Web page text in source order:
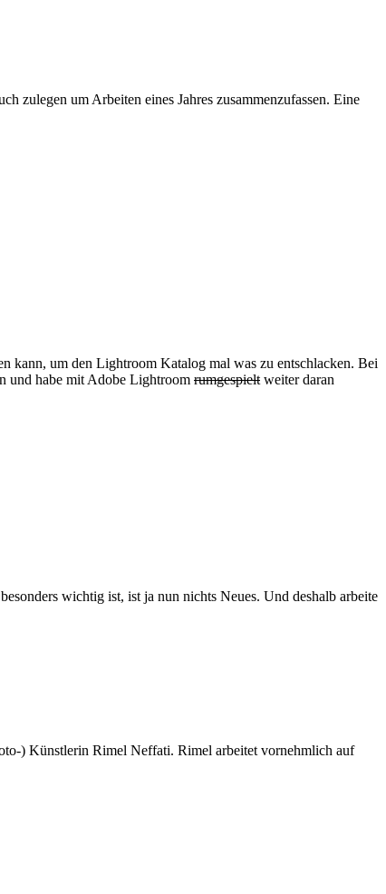
zulegen um Arbeiten eines Jahres zusammenzufassen. Eine
kann, um den Lightroom Katalog mal was zu entschlacken. Bei
und habe mit Adobe Lightroom rumgespielt weiter daran
wichtig ist, ist ja nun nichts Neues. Und deshalb arbeite
) Künstlerin Rimel Neffati. Rimel arbeitet vornehmlich auf